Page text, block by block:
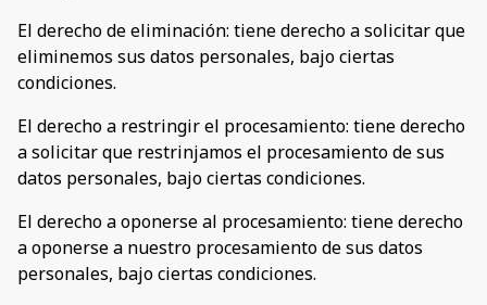
El derecho de eliminación: tiene derecho a solicitar que
eliminemos sus datos personales, bajo ciertas
condiciones.
El derecho a restringir el procesamiento: tiene derecho
a solicitar que restrinjamos el procesamiento de sus
datos personales, bajo ciertas condiciones.
El derecho a oponerse al procesamiento: tiene derecho
a oponerse a nuestro procesamiento de sus datos
personales, bajo ciertas condiciones.